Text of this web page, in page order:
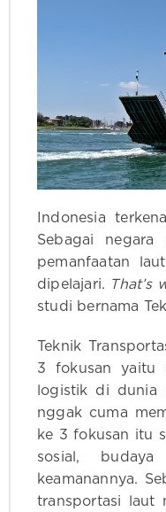
Indonesia
Sebagai negara
pemanfaatan
dipelajari. That’s
studi bernama
Teknik
3 fokusan yaitu
logistik di dunia
nggak cuma
ke 3 fokusan itu
sosial,
keamanannya.
transportasi laut